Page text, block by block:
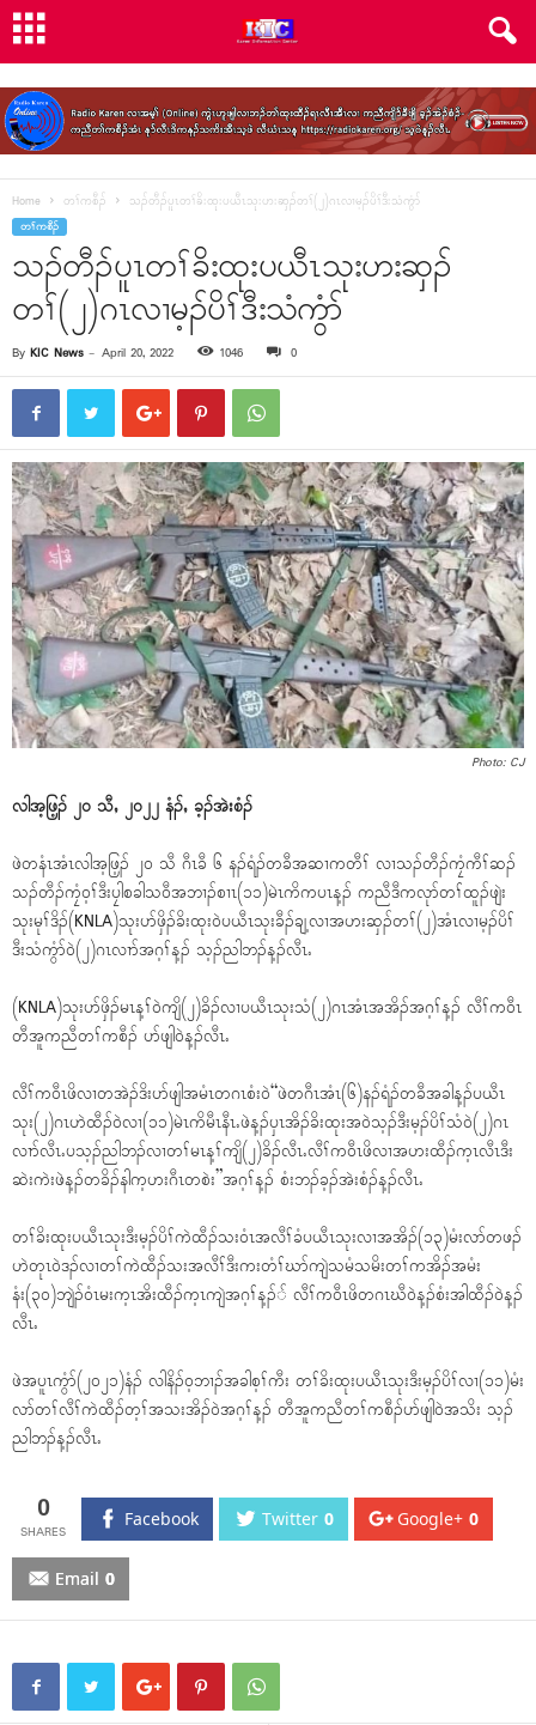
Home တၢ်ကစီၣ် သၣ်တီၣ်ပူၤတၢ်ခိးထုးပယီၤသုးဟးဆှၣ်တၢ်(၂)ဂၤလၢမ့ၣ်ပိၢ်ဒီးသံကွံာ်
တၢ်ကစီၣ်
သၣ်တီၣ်ပူၤတၢ်ခိးထုးပယီၤသုးဟးဆှၣ်
တၢ်(၂)ဂၤလၢမ့ၣ်ပိၢ်ဒီးသံကွံာ်
By KIC News - April 20, 2022 1046 0
Photo: CJ
လါအ့ဖြ့ၣ် ၂၀ သီႇ ၂၀၂၂ နံၣ်ႇ ခ့ၣ်အဲးစံၣ်
ဖဲတနံၤအံၤလါအ့ဖြ့ၣ် ၂၀ သီ ဂီၤခီ ၆ နၣ်ရံၣ်တခီအဆၢကတီၢ် လၢသၣ်တီၣ်ကၠံကီၢ်ဆၣ်
သၣ်တီၣ်ကၠံ၀့ၢ်ဒီးပၠါစခါသ၀ီအဘၢၣ်စၢၤ(၁၁)မဲၤကိကပၤန့ၣ် ကညီဒီကလုာ်တၢ်ထူၣ်ဖျဲး
သုးမုၢ်ဒိၣ်(KNLA)သုးပာ်ဖှိၣ်ခိးထုး၀ဲပယီၤသုးခီၣ်ချ့လၢအဟးဆှၣ်တၢ်(၂)အံၤလၢမ့ၣ်ပိၢ်
ဒီးသံကွံာ်၀ဲ(၂)ဂၤလၢာ်အဂ့ၢ်န့ၣ် သ့ၣ်ညါဘၣ်န့ၣ်လီၤႉ
(KNLA)သုးပာ်ဖှိၣ်မၤန့ၢ်၀ဲကျိ(၂)ခိၣ်လၢပယီၤသုးသံ(၂)ဂၤအံၤအအိၣ်အဂ့ၢ်န့ၣ် လီၢ်က၀ီၤ
တီအူကညီတၢ်ကစီၣ် ပာ်ဖျါ၀ဲန့ၣ်လီၤႉ
လီၢ်က၀ီၤဖိလၢတအဲၣ်ဒိးပာ်ဖျါအမံၤတဂၤစံး၀ဲ“ဖဲတဂီၤအံၤ(၆)နၣ်ရံၣ်တခီအခါန့ၣ်ပယီၤ
သုး(၂)ဂၤဟဲထီၣ်၀ဲလၢ(၁၁)မဲၤကိမီၤနီၤႉဖဲန့ၣ်ၦၤအိၣ်ခိးထုးအ၀ဲသ့ၣ်ဒီးမ့ၣ်ပိၢ်သံ၀ဲ(၂)ဂၤ
လၢာ်လီၤႉပသ့ၣ်ညါဘၣ်လၢတၢ်မၤန့ၢ်ကျိ(၂)ခိၣ်လီၤႉလီၢ်က၀ီၤဖိလၢအဟးထီၣ်က့ၤလီၤဒီး
ဆဲးကဲးဖဲန့ၣ်တခိၣ်နါက့ဟးဂီၤတစဲး”အဂ့ၢ်န့ၣ် စံးဘၣ်ခ့ၣ်အဲးစံၣ်န့ၣ်လီၤႉ
တၢ်ခိးထုးပယီၤသုးဒီးမ့ၣ်ပိၢ်ကဲထီၣ်သး၀ံၤအလီၢ်ခံပယီၤသုးလၢအအိၣ်(၁၃)မံးလာ်တဖၣ်
ဟဲတုၤ၀ဲဒၣ်လၢတၢ်ကဲထီၣ်သးအလီၢ်ဒီးကးတံၢ်ဃာ်ကျဲသမံသမိးတၢ်ကအိၣ်အမံး
နံး(၃၀)ဘျဲၣ်၀ံၤမးက့ၤအိးထီၣ်က့ၤကျဲအဂ့ၢ်န့ၣ်် လီၢ်က၀ီၤဖိတဂၤဃီ၀ဲန့ၣ်စံးအါထီၣ်၀ဲန့ၣ်
လီၤႉ
ဖဲအပူၤကွံာ်(၂၀၂၁)နံၣ် လါနိၣ်၀့ဘၢၣ်အခါစ့ၢ်ကီး တၢ်ခိးထုးပယီၤသုးဒီးမ့ၣ်ပိၢ်လၢ(၁၁)မံး
လာ်တၢ်လီၢ်ကဲထီၣ်တ့ၢ်အသးအိၣ်၀ဲအဂ့ၢ်န့ၣ် တီအူကညီတၢ်ကစီၣ်ပာ်ဖျါ၀ဲအသိး သ့ၣ်
ညါဘၣ်န့ၣ်လီၤႉ
0 Facebook Twitter 0 Google+ 0
Email 0